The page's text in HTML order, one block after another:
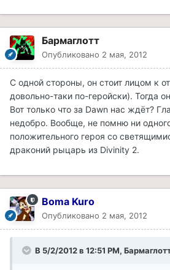
Бармаглотт
Опубликовано 2 мая, 2012
C одной стороны, он стоит лицом к
довольно-таки по-геройски). Тогда
Вот только что за Dawn нас ждёт?
недобро. Вообще, не помню ни
положительного героя со
драконий рыцарь из Divinity 2.
Boma Kuro
Опубликовано 2 мая, 2012
В 5/2/2012 в 12:51 PM,